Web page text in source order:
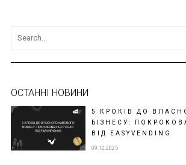
ОСТАННІ НОВИНИ
5 КРОКІВ ДО
БІЗНЕСУ:
ВІД EASYVENDING
09.12.2025